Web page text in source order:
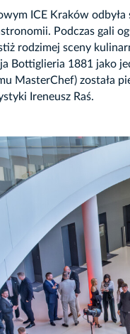
ICE Kraków
Podczas gali
rodzimej sceny
Bottiglieria 1881 jako
MasterChef) została
Ireneusz Raś.